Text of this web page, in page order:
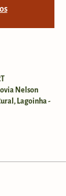
Nelson
Lagoinha -